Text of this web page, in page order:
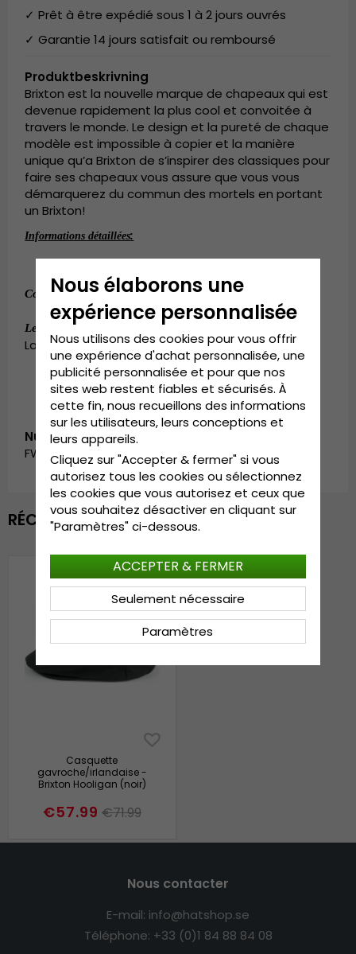
✓ Prêt à être expédié sous 1 à 2 jours ouvrés
✓ Garantie 14 jours satisfait ou remboursé
Produktbeskrivning
Brixton est la nouvelle marque de chapeaux qui est
devenue rapidement la plus cool et convoitée à
travers le monde. Le design et la pureté de chaque
modèle est impossible à copier et la manière
unique qu’a Brixton de s’inspirer des classiques pour
faire ses chapeaux vous assure que vous vous
démarquerez du commun des mortels en portant
un Brixton!
Informations détaillées:
100 coton.
Composition:100% coton.
Le guide des tailles
Small - 56 cm. Medium - 58 cm.
Large - 60 cm. X-Large - 62 cm.
Numéro d’article:
FW_00005/10771.black-2
RÉCEMMENT VU
Casquette
gavroche/irlandaise -
Brixton Hooligan (noir)
€57.99 €71.99
Nous contacter
E-mail: info@hatshop.se
Téléphone: +33 (0)1 84 88 84 08
Nous élaborons une
expérience personnalisée
Nous utilisons des cookies pour vous offrir
une expérience d'achat personnalisée, une
publicité personnalisée et pour que nos
sites web restent fiables et sécurisés. À
cette fin, nous recueillons des informations
sur les utilisateurs, leurs conceptions et
leurs appareils.
Cliquez sur "Accepter & fermer" si vous
autorisez tous les cookies ou sélectionnez
les cookies que vous autorisez et ceux que
vous souhaitez désactiver en cliquant sur
"Paramètres" ci-dessous.
Paramètres
Seulement nécessaire
ACCEPTER & FERMER